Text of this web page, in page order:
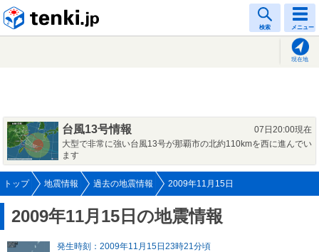
検索 メニュー
現在地
台風13号情報
07日20:00現在
大型で非常に強い台風13号が那覇市の北約110kmを西に進んでい
ます
トップ 地震情報 過去の地震情報 2009年11月15日
2009年11月15日の地震情報
発生時刻：2009年11月15日23時21分頃